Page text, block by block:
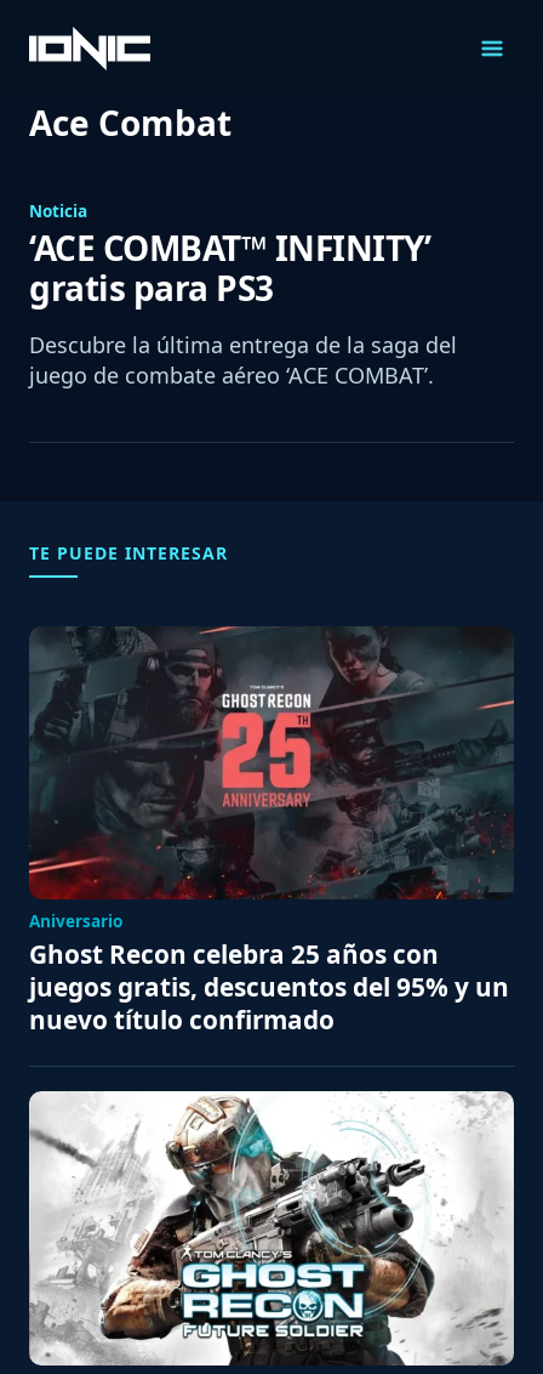
Contenido
Ace Combat
Noticia
‘ACE COMBAT™ INFINITY’
gratis para PS3
Descubre la última entrega de la saga del
juego de combate aéreo ‘ACE COMBAT’.
TE PUEDE INTERESAR
Aniversario
Ghost Recon celebra 25 años con
juegos gratis, descuentos del 95% y un
nuevo título confirmado